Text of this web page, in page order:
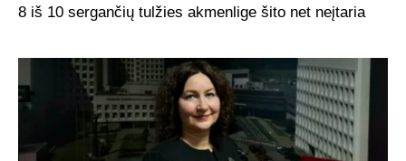
8 iš 10 sergančių tulžies akmenlige šito net neįtaria